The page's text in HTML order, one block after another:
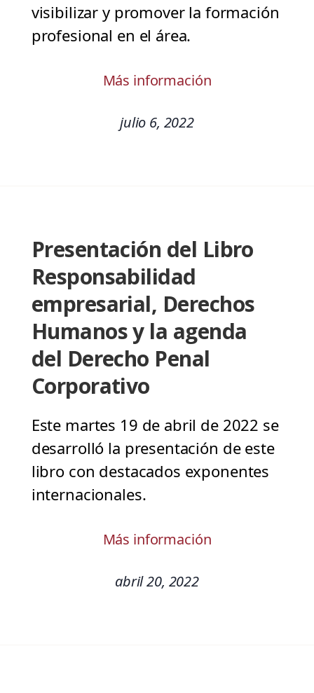
visibilizar y promover la formación
profesional en el área.
Más información
julio 6, 2022
Presentación del Libro
Responsabilidad
empresarial, Derechos
Humanos y la agenda
del Derecho Penal
Corporativo
Este martes 19 de abril de 2022 se
desarrolló la presentación de este
libro con destacados exponentes
internacionales.
Más información
abril 20, 2022